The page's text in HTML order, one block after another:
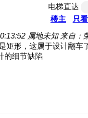
电梯直达
楼主
只
属地未知 来自：
矩形，这属于设计翻车